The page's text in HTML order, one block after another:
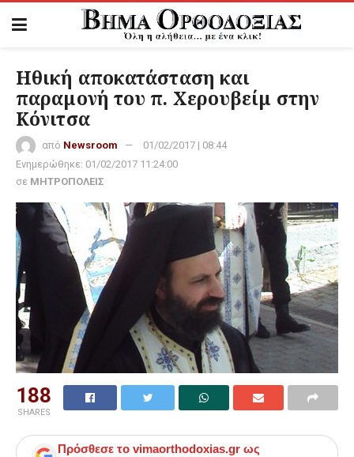
Ηθική αποκατάσταση και
παραμονή του π. Χερουβείμ στην
Κόνιτσα
από Newsroom
01/02/2017 | 08:44
Ενημερώθηκε: 01/02/2017 11:24:00
σε ΜΗΤΡΟΠΟΛΕΙΣ
188
SHARES
Πρόσθεσε το vimaorthodoxias.gr ως